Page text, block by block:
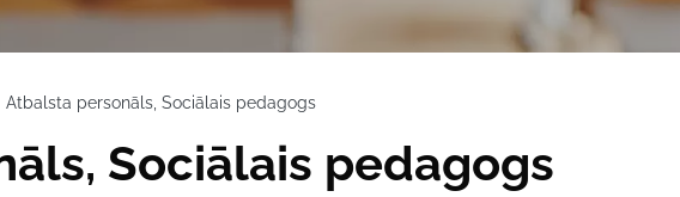
Atbalsta personāls, Sociālais pedagogs
Sociālais pedagogs